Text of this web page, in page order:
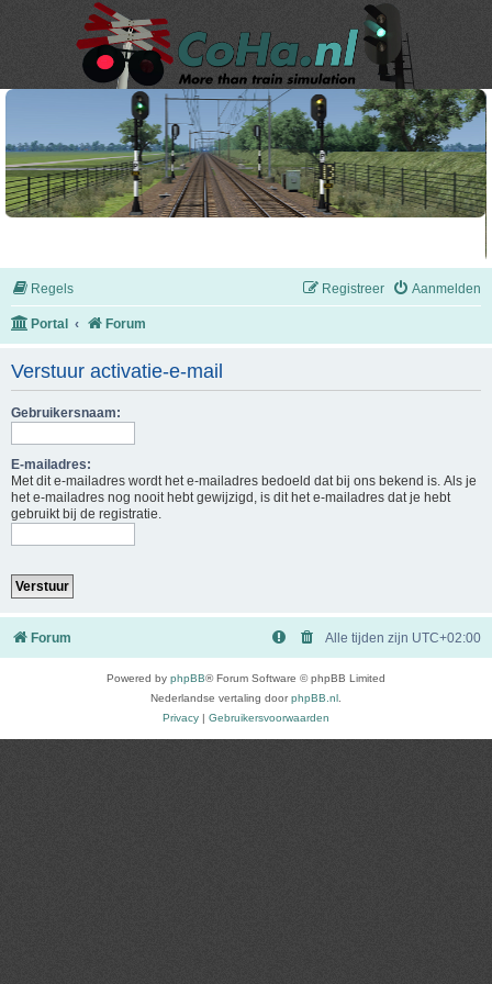
Regels Aanmelden
Registreer
Portal Forum
Verstuur activatie-e-mail
Gebruikersnaam:
E-mailadres:
Met dit e-mailadres wordt het e-mailadres bedoeld dat bij ons bekend is. Als je
het e-mailadres nog nooit hebt gewijzigd, is dit het e-mailadres dat je hebt
gebruikt bij de registratie.
Forum Alle tijden zijn UTC+02:00
Powered by phpBB® Forum Software © phpBB Limited
Nederlandse vertaling doorphpBB.nl
Privacy | Gebruikersvoorwaarden